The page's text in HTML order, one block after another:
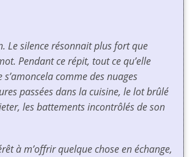
Le silence résonnait plus fort que
Pendant ce répit, tout ce qu’elle
comme des nuages
passées dans la cuisine, le lot brûlé
les battements incontrôlés de son
à m’offrir quelque chose en échange,